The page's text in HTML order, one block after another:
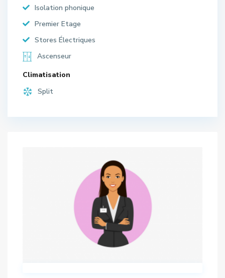
Isolation phonique
Premier Etage
Stores Électriques
Ascenseur
Climatisation
Split